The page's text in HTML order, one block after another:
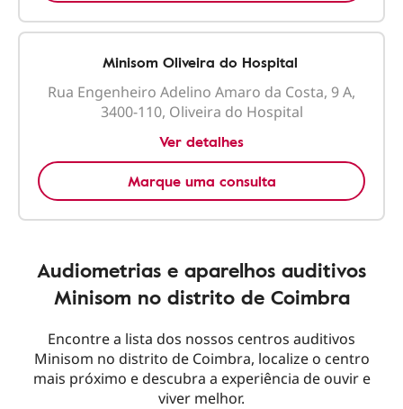
Minisom Oliveira do Hospital
Rua Engenheiro Adelino Amaro da Costa, 9 A,
3400-110, Oliveira do Hospital
Ver detalhes
Marque uma consulta
Audiometrias e aparelhos auditivos
Minisom no distrito de Coimbra
Encontre a lista dos nossos centros auditivos
Minisom no distrito de Coimbra, localize o centro
mais próximo e descubra a experiência de ouvir e
viver melhor.